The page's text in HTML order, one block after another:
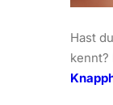
Hast